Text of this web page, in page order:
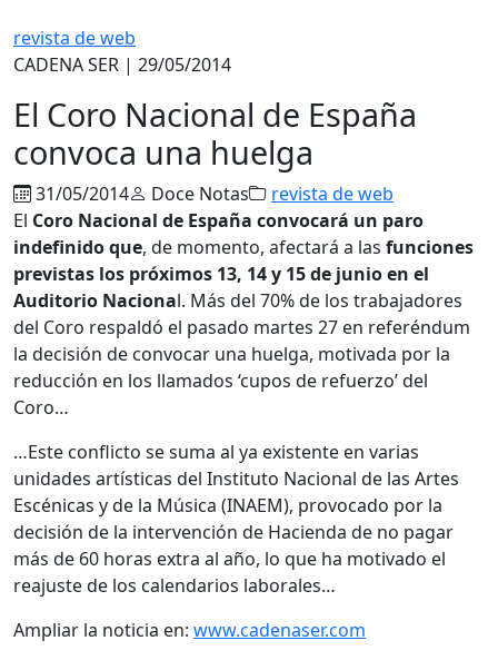
revista de web
CADENA SER | 29/05/2014
El Coro Nacional de España
convoca una huelga
31/05/2014 Doce Notas
revista de web
El Coro Nacional de España convocará un paro
indefinido que, de momento, afectará a las funciones
previstas los próximos 13, 14 y 15 de junio en el
Auditorio Nacional. Más del 70% de los trabajadores
del Coro respaldó el pasado martes 27 en referéndum
la decisión de convocar una huelga, motivada por la
reducción en los llamados ‘cupos de refuerzo’ del
Coro…
…Este conflicto se suma al ya existente en varias
unidades artísticas del Instituto Nacional de las Artes
Escénicas y de la Música (INAEM), provocado por la
decisión de la intervención de Hacienda de no pagar
más de 60 horas extra al año, lo que ha motivado el
reajuste de los calendarios laborales…
Ampliar la noticia en: www.cadenaser.com